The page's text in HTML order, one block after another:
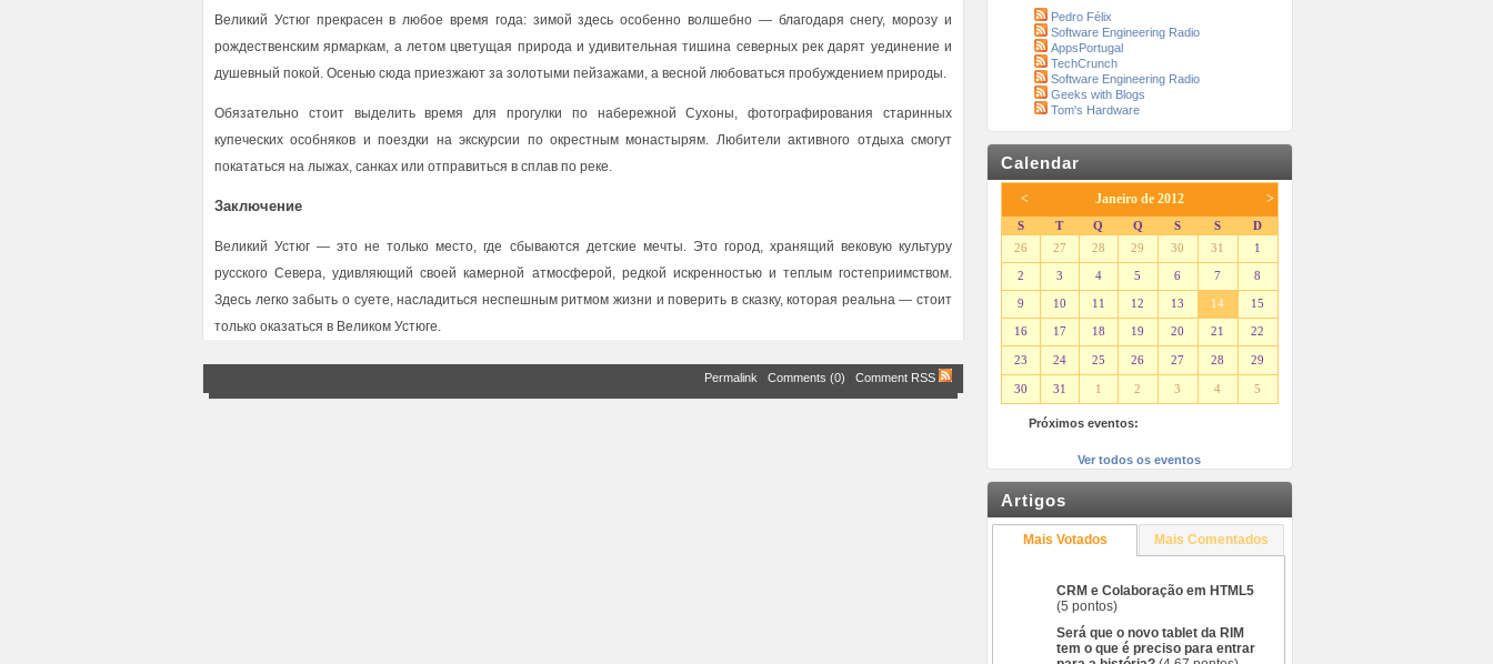
Великий Устюг прекрасен в любое время года: зимой здесь особенно волшебно — благодаря снегу, морозу и
рождественским ярмаркам, а летом цветущая природа и удивительная тишина северных рек дарят уединение и
душевный покой. Осенью сюда приезжают за золотыми пейзажами, а весной любоваться пробуждением природы.
Обязательно стоит выделить время для прогулки по набережной Сухоны, фотографирования старинных
купеческих особняков и поездки на экскурсии по окрестным монастырям. Любители активного отдыха смогут
покататься на лыжах, санках или отправиться в сплав по реке.
Заключение
Великий Устюг — это не только место, где сбываются детские мечты. Это город, хранящий вековую культуру
русского Севера, удивляющий своей камерной атмосферой, редкой искренностью и теплым гостеприимством.
Здесь легко забыть о суете, насладиться неспешным ритмом жизни и поверить в сказку, которая реальна — стоит
только оказаться в Великом Устюге.
Permalink Comments (0) Comment RSS
Pedro Félix
Software Engineering Radio
AppsPortugal
TechCrunch
Software Engineering Radio
Geeks with Blogs
Tom's Hardware
Calendar
< Janeiro de 2012 >
S T Q Q S S
D
26
27 28 29 30 31 1
2 3 4 5 6 7 8
9 10 11 12 13 14 15
16 17 18 19 20 21 22
23 24 25 26 27 28 29
30 31 1 2 3 4 5
Próximos eventos:
Ver todos os eventos
Artigos
Mais Votados Mais Comentados
CRM e Colaboração em HTML5
(5 pontos)
Será que o novo tablet da RIM
tem o que é preciso para entrar